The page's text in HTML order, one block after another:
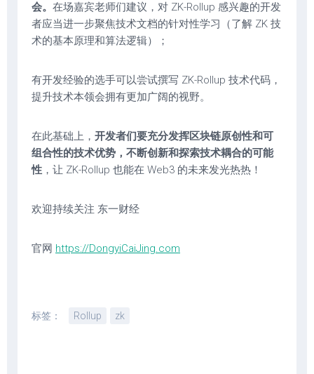
会。 在场嘉宾老师们建议，对 ZK-Rollup 感兴趣的开发
者应当进一步聚焦技术文档的针对性学习（了解 ZK 技
术的基本原理和算法逻辑）；
有开发经验的选手可以尝试撰写 ZK-Rollup 技术代码，
提升技术本领会拥有更加广阔的视野。
在此基础上， 开发者们要充分发挥区块链原创性和可
组合性的技术优势，不断创新和探索技术耦合的可能
性 ，让 ZK-Rollup 也能在 Web3 的未来发光热热！
欢迎持续关注 东一财经
官网 https://DongyiCaiJing.com
标签： Rollup zk